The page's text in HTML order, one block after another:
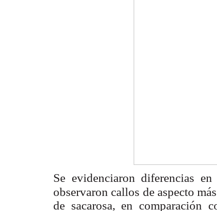
Se evidenciaron diferencias
observaron callos de aspecto
de sacarosa, en comparación